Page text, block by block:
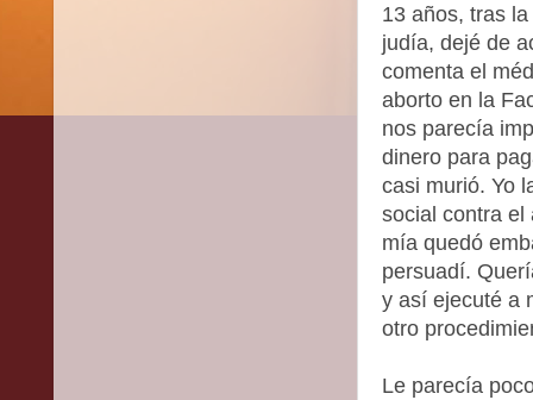
13 años, tras
judía, dejé de
comenta el
aborto en la
nos parecía
dinero para
casi murió. Yo
social contra el
mía quedó
persuadí.
y así ejecuté a
otro
Le parecía